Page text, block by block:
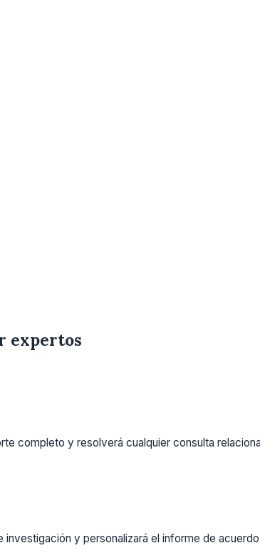
expertos
completo y resolverá cualquier consulta
y personalizará el informe de